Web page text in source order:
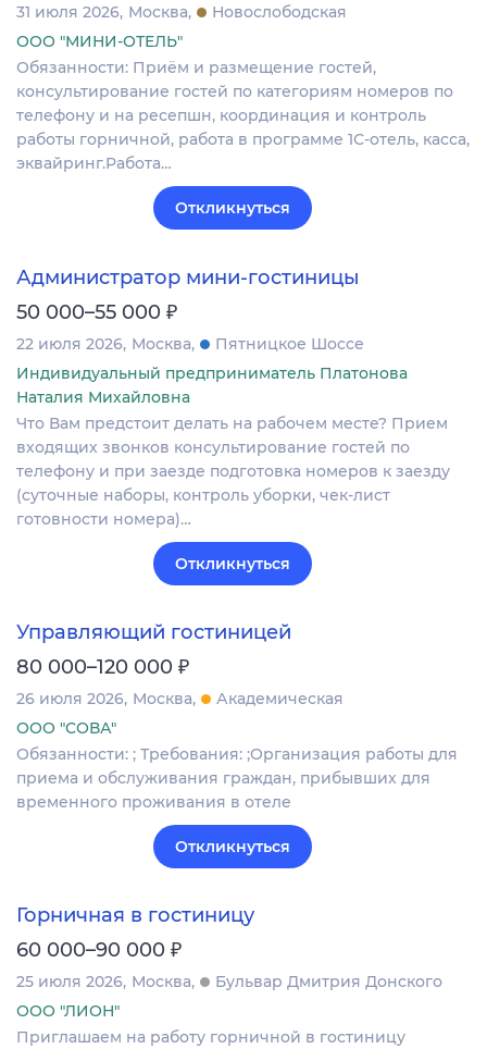
31 июля 2026 Москва
Новослободская
ООО "МИНИ-ОТЕЛЬ"
Обязанности: Приём и размещение гостей,
консультирование гостей по категориям номеров по
телефону и на ресепшн, координация и контроль
работы горничной, работа в программе 1С-отель, касса,
эквайринг.Работа…
Откликнуться
Администратор мини-гостиницы
50 000–55 000 ₽
22 июля 2026 Москва
Пятницкое Шоссе
Индивидуальный предприниматель Платонова
Наталия Михайловна
Что Вам предстоит делать на рабочем месте? Прием
входящих звонков консультирование гостей по
телефону и при заезде подготовка номеров к заезду
(суточные наборы, контроль уборки, чек-лист
готовности номера)…
Откликнуться
Управляющий гостиницей
80 000–120 000 ₽
26 июля 2026 Москва
Академическая
ООО "СОВА"
Обязанности: ; Требования: ;Организация работы для
приема и обслуживания граждан, прибывших для
временного проживания в отеле
Откликнуться
Горничная в гостиницу
60 000–90 000 ₽
25 июля 2026 Москва
Бульвар Дмитрия Донского
ООО "ЛИОН"
Приглашаем на работу горничной в гостиницу